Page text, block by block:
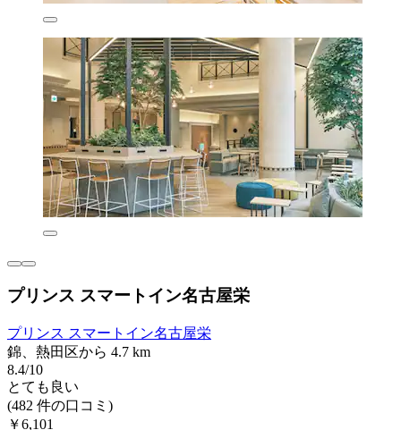
プリンス スマートイン名古屋栄
プリンス スマートイン名古屋栄
錦、熱田区から 4.7 km
8.4/10
とても良い
(482 件の口コミ)
￥6,101